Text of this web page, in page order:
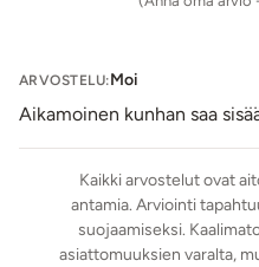
Käyttöpituus: 17 cm
Kannan pituus: 14 cm
Kannan leveys max. 6,5
Vesitiivis (IPX6)
Väri: Sini-lila
Lähetyspaketin koko: 20
ARVOSTELU:Moi
Aikamoinen kunhan saa
Kaikki arvostelut ovat
antamia. Arviointi
suojaamiseksi.
asiattomuuksien varalta,